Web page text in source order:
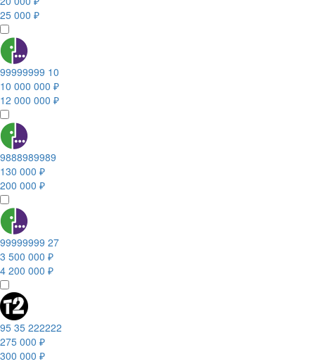
25 000 ₽
99999999 10
10 000 000 ₽
12 000 000 ₽
9888989989
130 000 ₽
200 000 ₽
99999999 27
3 500 000 ₽
4 200 000 ₽
95 35 222222
275 000 ₽
300 000 ₽